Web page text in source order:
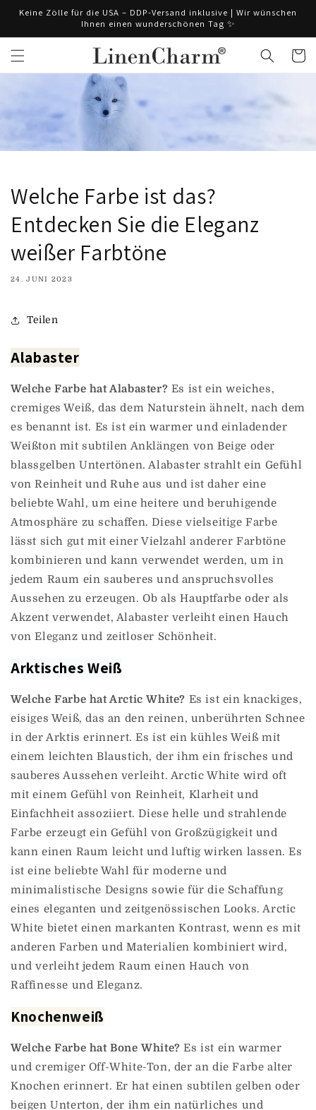
zum
Keine Zölle für die USA – DDP-Versand inklusive | Wir wünschen
Ihnen einen wunderschönen Tag ✨
Welche Farbe ist das?
Entdecken Sie die Eleganz
weißer Farbtöne
24. JUNI 2023
Teilen
Alabaster
Welche Farbe hat Alabaster? Es ist ein weiches,
cremiges Weiß, das dem Naturstein ähnelt, nach dem
es benannt ist. Es ist ein warmer und einladender
Weißton mit subtilen Anklängen von Beige oder
blassgelben Untertönen. Alabaster strahlt ein Gefühl
von Reinheit und Ruhe aus und ist daher eine
beliebte Wahl, um eine heitere und beruhigende
Atmosphäre zu schaffen. Diese vielseitige Farbe
lässt sich gut mit einer Vielzahl anderer Farbtöne
kombinieren und kann verwendet werden, um in
jedem Raum ein sauberes und anspruchsvolles
Aussehen zu erzeugen. Ob als Hauptfarbe oder als
Akzent verwendet, Alabaster verleiht einen Hauch
von Eleganz und zeitloser Schönheit.
Arktisches Weiß
Welche Farbe hat Arctic White? Es ist ein knackiges,
eisiges Weiß, das an den reinen, unberührten Schnee
in der Arktis erinnert. Es ist ein kühles Weiß mit
einem leichten Blaustich, der ihm ein frisches und
sauberes Aussehen verleiht. Arctic White wird oft
mit einem Gefühl von Reinheit, Klarheit und
Einfachheit assoziiert. Diese helle und strahlende
Farbe erzeugt ein Gefühl von Großzügigkeit und
kann einen Raum leicht und luftig wirken lassen. Es
ist eine beliebte Wahl für moderne und
minimalistische Designs sowie für die Schaffung
eines eleganten und zeitgenössischen Looks. Arctic
White bietet einen markanten Kontrast, wenn es mit
anderen Farben und Materialien kombiniert wird,
und verleiht jedem Raum einen Hauch von
Raffinesse und Eleganz.
Knochenweiß
Welche Farbe hat Bone White? Es ist ein warmer
und cremiger Off-White-Ton, der an die Farbe alter
Knochen erinnert. Er hat einen subtilen gelben oder
beigen Unterton, der ihm ein natürliches und